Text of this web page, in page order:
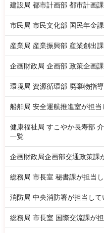
建設局 都市計画部 都市計画
市民局 市民文化部 国民年金
産業局 産業振興部 産業創出
企画財政局 企画部 政策企画
環境局 資源循環部 廃棄物指
船舶局 安全運航推進室が担
健康福祉局 すこやか長寿部
一覧
企画財政局企画部交通政策課
総務局 市長室 秘書課が担当
消防局 中央消防署が担当し
総務局 市長室 国際交流課が